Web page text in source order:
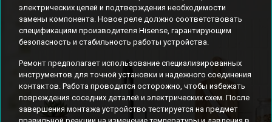
электрических цепей и подтверждения необходимости
замены компонента. Новое реле должно соответствовать
спецификациям производителя Hisense, гарантирующим
безопасность и стабильность работы устройства.
Ремонт предполагает использование специализированных
инструментов для точной установки и надежного соединения
контактов. Работа проводится осторожно, чтобы избежать
повреждения соседних деталей и электрических схем. После
завершения монтажа устройство тестируется на предмет